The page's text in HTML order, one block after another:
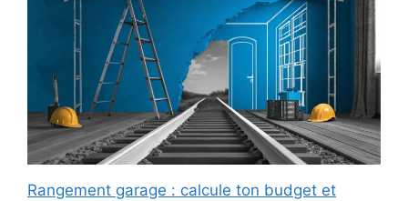
Rangement garage : calcule ton budget et